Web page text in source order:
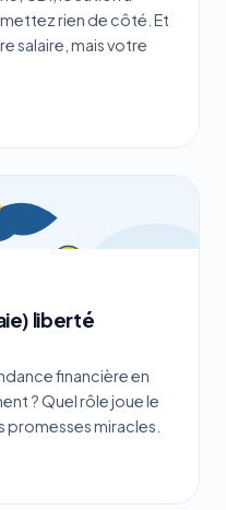
rien de côté. Et
salaire, mais votre
liberté
financière en
? Quel rôle joue le
promesses miracles.